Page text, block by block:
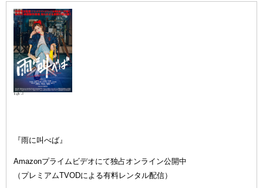
『雨に叫べ
ば』
『雨に叫べば』
Amazonプライムビデオにて独占オンライン公開中
（プレミアムTVODによる有料レンタル配信）